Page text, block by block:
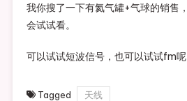
我你搜了一下有氦气罐+气球的销售
会试试看。
可以试试短波信号，也可以试试fm呢
Tagged 天线